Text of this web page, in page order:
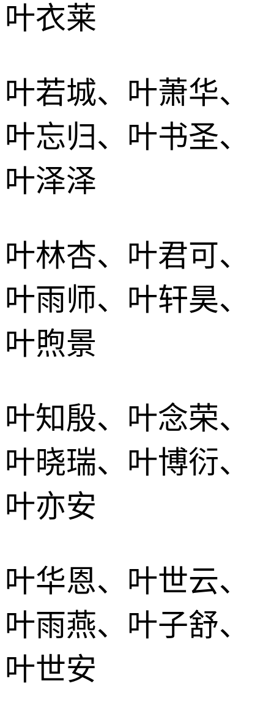
叶衣莱
叶若城、叶萧华、
叶忘归、叶书圣、
叶泽泽
叶林杏、叶君可、
叶雨师、叶轩昊、
叶煦景
叶知殷、叶念荣、
叶晓瑞、叶博衍、
叶亦安
叶华恩、叶世云、
叶雨燕、叶子舒、
叶世安